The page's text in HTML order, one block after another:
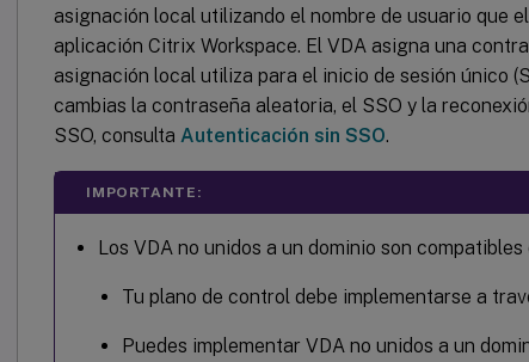
asignación local utilizando el nombre de usuario que
aplicación Citrix Workspace. El VDA asigna una
asignación local utiliza para el inicio de sesión único
cambias la contraseña aleatoria, el SSO y la
SSO, consulta Autenticación sin SSO.
IMPORTANTE:
Los VDA no unidos a un dominio son
Tu plano de control debe implementarse a
Puedes implementar VDA no unidos a un